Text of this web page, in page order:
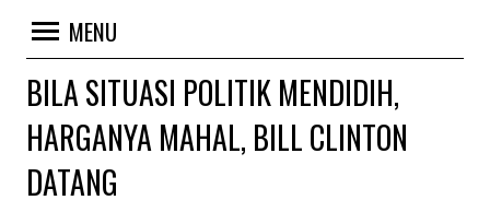
MENU
BILA SITUASI POLITIK MENDIDIH,
HARGANYA MAHAL, BILL CLINTON
DATANG